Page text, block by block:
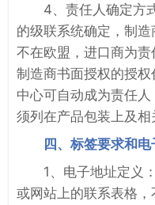
4、责任人确定方
的级联系统确定，制
不在欧盟，进口商为
制造商书面授权的授
中心可自动成为责任
须列在产品包装上及相
四、标签要求和电
1、电子地址定义
或网站上的联系表格，